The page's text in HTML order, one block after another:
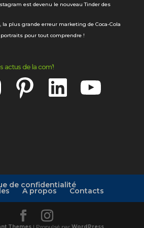
est devenu le nouveau Tinder des
la plus grande erreur marketing de Coca-Cola
portraits pour tout comprendre !
actus de la com’!
Pinterest
de confidentialité
A propos Contacts
Themes| Propulsé par WordPress